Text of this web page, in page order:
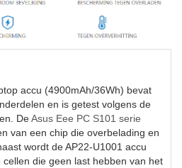
accu (4900mAh/36Wh) bevat
en is getest volgens de
DeAsus Eee PC S101 serie
van een chip die overbelading en
wordt de AP22-U1001 accu
die geen last hebben van het